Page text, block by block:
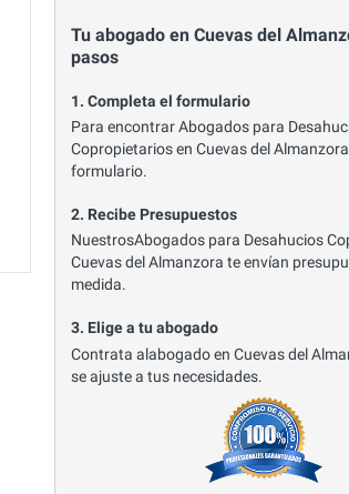
Tu abogado en Cuevas del
pasos
1. Completa el formulario
Para encontrar Abogados para
Copropietarios en Cuevas del
formulario.
2. Recibe Presupuestos
NuestrosAbogados para Desahucios
Cuevas del Almanzora te envían
medida.
3. Elige a tu abogado
Contrata alabogado en Cuevas del
se ajuste a tus necesidades.